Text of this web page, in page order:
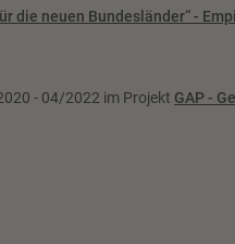
die neuen Bundesländer“ -
- 04/2022 im Projekt GAP -